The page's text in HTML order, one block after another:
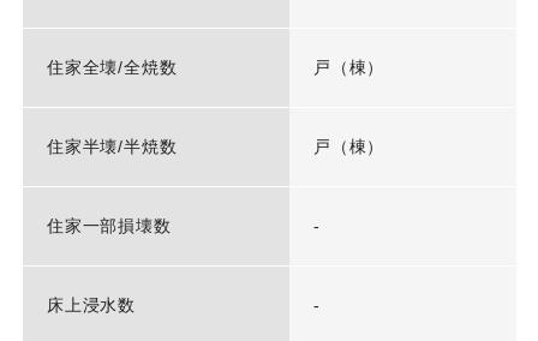
住家全壊/全焼数 戸（棟）
住家半壊/半焼数 戸（棟）
住家一部損壊数 -
床上浸水数 -